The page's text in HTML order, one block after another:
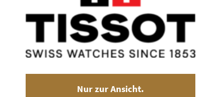
Nur zur Ansicht.